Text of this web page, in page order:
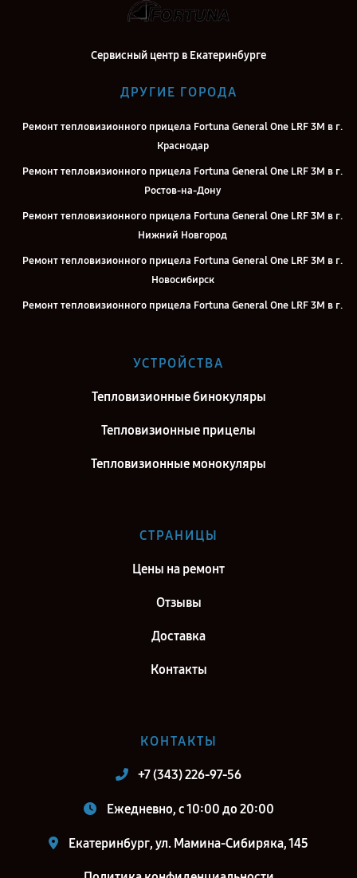
Сервисный центр в Екатеринбурге
ДРУГИЕ ГОРОДА
Ремонт тепловизионного прицела Fortuna General One LRF 3M в г.
Краснодар
Ремонт тепловизионного прицела Fortuna General One LRF 3M в г.
Ростов-на-Дону
Ремонт тепловизионного прицела Fortuna General One LRF 3M в г.
Нижний Новгород
Ремонт тепловизионного прицела Fortuna General One LRF 3M в г.
Новосибирск
Ремонт тепловизионного прицела Fortuna General One LRF 3M в г.
Казань
Ремонт тепловизионного прицела Fortuna General One LRF 3M в г.
Ремонт тепловизионного прицела Fortuna General One LRF 3M в г.
Саратов
Ремонт тепловизионного прицела Fortuna General One LRF 3M в г.
Ремонт тепловизионного прицела Fortuna General One LRF 3M в г.
Санкт-Петербург
УСТРОЙСТВА
Тепловизионные бинокуляры
Тепловизионные прицелы
Тепловизионные монокуляры
СТРАНИЦЫ
Цены на ремонт
Отзывы
Доставка
Контакты
КОНТАКТЫ
+7 (343) 226-97-56
Ежедневно, с 10:00 до 20:00
Екатеринбург, ул. Мамина-Сибиряка, 145